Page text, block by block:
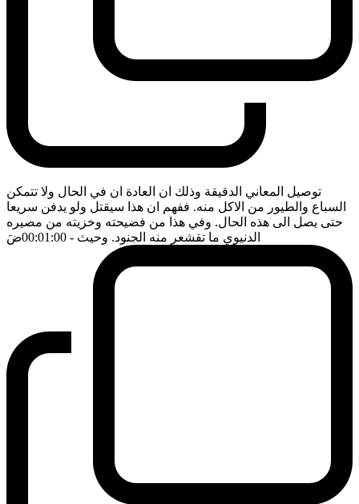
توصيل المعاني الدقيقة وذلك ان العادة ان في الحال ولا تتمكن
السباع والطيور من الاكل منه. ففهم ان هذا سيقتل ولو يدفن سريعا
حتى يصل الى هذه الحال. وفي هذا من فضيحته وخزيته من مصيره
الدنيوي ما تقشعر منه الجنود. وحيث - 00:01:00 ضَ